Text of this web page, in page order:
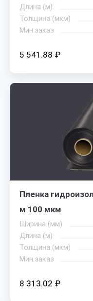
Длина (м)
Толщина (мкм)
Мин.заказ
5 541.88 ₽
Пленка
м 100 мкм
Ширина (мм)
Длина (м)
Толщина (мкм)
Мин.заказ
8 313.02 ₽